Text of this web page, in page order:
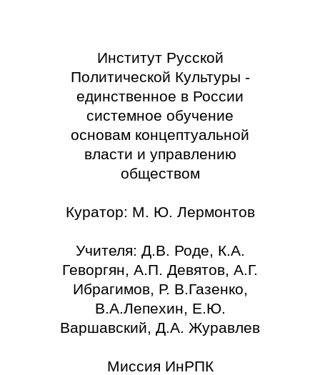
Институт Русской
Политической Культуры -
единственное в России
системное обучение
основам концептуальной
власти и управлению
обществом
Куратор: М. Ю. Лермонтов
Учителя: Д.В. Роде, К.А.
Геворгян, А.П. Девятов, А.Г.
Ибрагимов, Р. В.Газенко,
В.А.Лепехин, Е.Ю.
Варшавский, Д.А. Журавлев
Миссия ИнРПК